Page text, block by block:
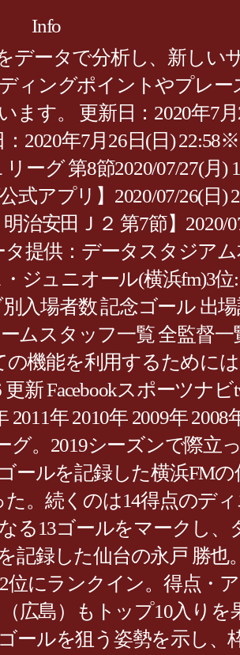
Info
データで分析し、新し
ィングポイントやプレ
す。 更新日：2020年7
2020年7月26日(日)
ーグ 第8節2020/07/27(
アプリ】2020/07/26(日
安田Ｊ２ 第7節】2020/
提供：データスタジア
ジュニオール(横浜fm)3
入場者数 記念ゴール 出
ムスタッフ一覧 全監督
機能を利用するためには
新 Facebookスポーツナ
2011年 2010年 2009年
グ。2019シーズンで際
ールを記録した横浜FM
。続くのは14得点のデ
る13ゴールをマークし
記録した仙台の永戸 勝
にランクイン。得点・
広島）もトップ10入り
ールを狙う姿勢を示し、